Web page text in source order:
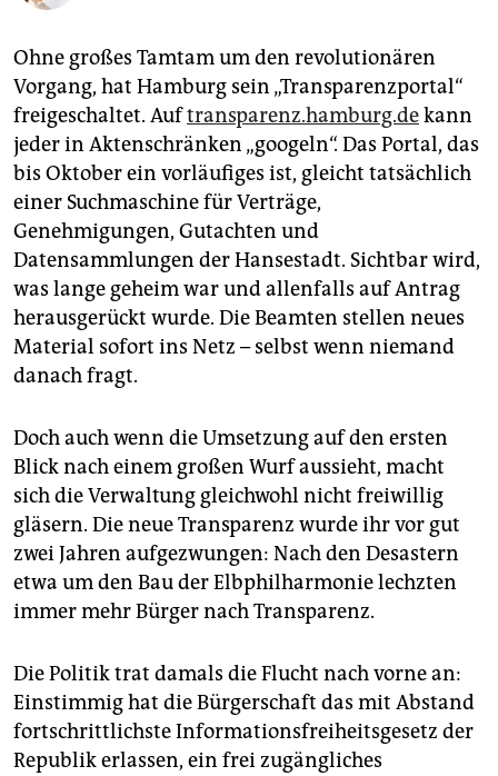
abo
genossenschaft
epaper login
Ohne großes Tamtam um den revolutionären
Vorgang, hat Hamburg sein „Transparenzportal“
freigeschaltet. Auftransparenz.hamburg.dekann
jeder in Aktenschränken „googeln“. Das Portal, das
bis Oktober ein vorläufiges ist, gleicht tatsächlich
einer Suchmaschine für Verträge,
Genehmigungen, Gutachten und
Datensammlungen der Hansestadt. Sichtbar wird,
was lange geheim war und allenfalls auf Antrag
herausgerückt wurde. Die Beamten stellen neues
Material sofort ins Netz – selbst wenn niemand
danach fragt.
Doch auch wenn die Umsetzung auf den ersten
Blick nach einem großen Wurf aussieht, macht
sich die Verwaltung gleichwohl nicht freiwillig
gläsern. Die neue Transparenz wurde ihr vor gut
zwei Jahren aufgezwungen: Nach den Desastern
etwa um den Bau der Elbphilharmonie lechzten
immer mehr Bürger nach Transparenz.
Die Politik trat damals die Flucht nach vorne an:
Einstimmig hat die Bürgerschaft das mit Abstand
fortschrittlichste Informationsfreiheitsgesetz der
Republik erlassen, ein frei zugängliches